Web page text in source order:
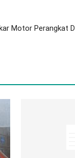
Motor Perangkat